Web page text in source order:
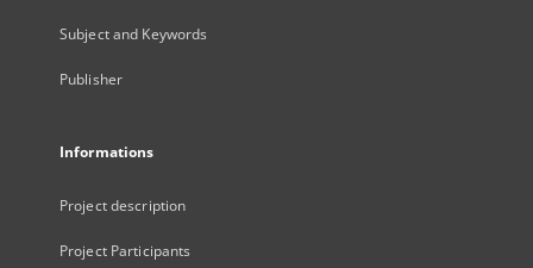
Subject and Keywords
Publisher
Informations
Project description
Project Participants